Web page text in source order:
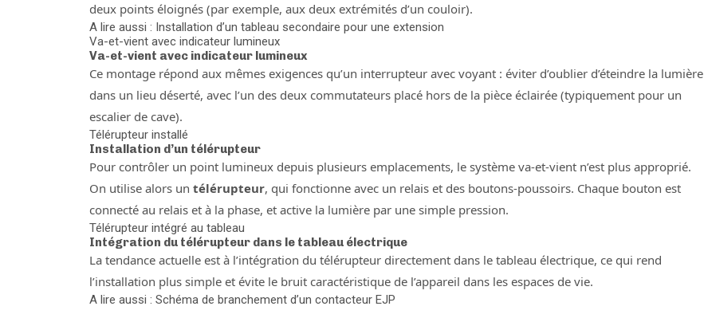
deux points éloignés (par exemple, aux deux extrémités d’un couloir).
A lire aussi : Installation d’un tableau secondaire pour une extension
Va-et-vient avec indicateur lumineux
Va-et-vient avec indicateur lumineux
Ce montage répond aux mêmes exigences qu’un interrupteur avec voyant : éviter d’oublier d’éteindre la lumière
dans un lieu déserté, avec l’un des deux commutateurs placé hors de la pièce éclairée (typiquement pour un
escalier de cave).
Télérupteur installé
Installation d’un télérupteur
Pour contrôler un point lumineux depuis plusieurs emplacements, le système va-et-vient n’est plus approprié.
On utilise alors un télérupteur, qui fonctionne avec un relais et des boutons-poussoirs. Chaque bouton est
connecté au relais et à la phase, et active la lumière par une simple pression.
Télérupteur intégré au tableau
Intégration du télérupteur dans le tableau électrique
La tendance actuelle est à l’intégration du télérupteur directement dans le tableau électrique, ce qui rend
l’installation plus simple et évite le bruit caractéristique de l’appareil dans les espaces de vie.
A lire aussi : Schéma de branchement d’un contacteur EJP